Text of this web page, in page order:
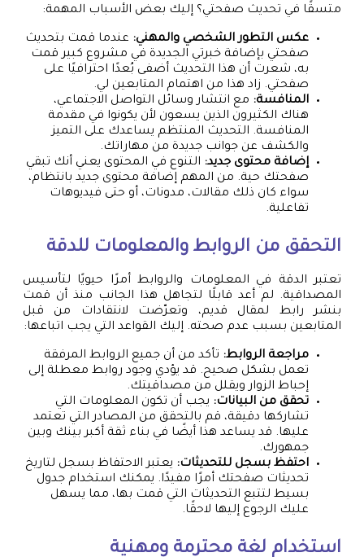
متسقًا في تحديث صفحتي؟ إليك بعض الأسباب المهمة:
عكس التطور الشخصي والمهني: عندما قمت بتحديث
صفحتي بإضافة خبرتي الجديدة في مشروع كبير قمت
به، شعرت أن هذا التحديث أضفى بُعدًا احترافيًا على
صفحتي. زاد هذا من اهتمام المتابعين لي.
المنافسة: مع انتشار وسائل التواصل الاجتماعي،
هناك الكثيرون الذين يسعون لأن يكونوا في مقدمة
المنافسة. التحديث المنتظم يساعدك على التميز
والكشف عن جوانب جديدة من مهاراتك.
إضافة محتوى جديد: التنوع في المحتوى يعني أنك تبقي
صفحتك حية. من المهم إضافة محتوى جديد بانتظام،
سواء كان ذلك مقالات، مدونات، أو حتى فيديوهات
تفاعلية.
التحقق من الروابط والمعلومات للدقة
تعتبر الدقة في المعلومات والروابط أمرًا حيويًا لتأسيس
المصداقية. لم أعد قابلًا لتجاهل هذا الجانب منذ أن قمت
بنشر رابط لمقال قديم، وتعرّضت لانتقادات من قبل
المتابعين بسبب عدم صحته. إليك القواعد التي يجب اتباعها:
مراجعة الروابط: تأكد من أن جميع الروابط المرفقة
تعمل بشكل صحيح. قد يؤدي وجود روابط معطلة إلى
إحباط الزوار ويقلل من مصداقيتك.
تحقق من البيانات: يجب أن تكون المعلومات التي
تشاركها دقيقة، قم بالتحقق من المصادر التي تعتمد
عليها. قد يساعد هذا أيضًا في بناء ثقة أكبر بينك وبين
جمهورك.
احتفظ بسجل للتحديثات: يعتبر الاحتفاظ بسجل لتاريخ
تحديثات صفحتك أمرًا مفيدًا. يمكنك استخدام جدول
بسيط لتتبع التحديثات التي قمت بها، مما يسهل
عليك الرجوع إليها لاحقًا.
استخدام لغة محترمة ومهنية